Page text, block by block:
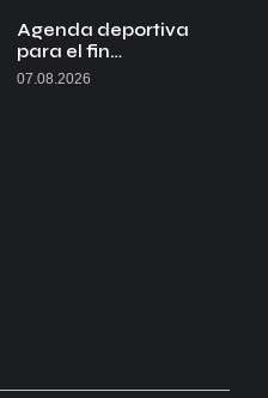
Agenda deportiva
para el fin…
07.08.2026